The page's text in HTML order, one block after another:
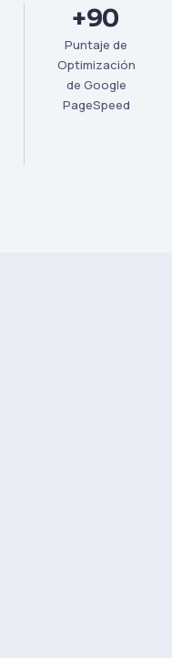
+90
Puntaje de
Optimización
de Google
PageSpeed